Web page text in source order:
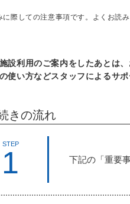
に際しての注意事項です。よくお読
設利用のご案内をしたあとは
使い方などスタッフによるサ
きの流れ
STEP
1 下記の「重要